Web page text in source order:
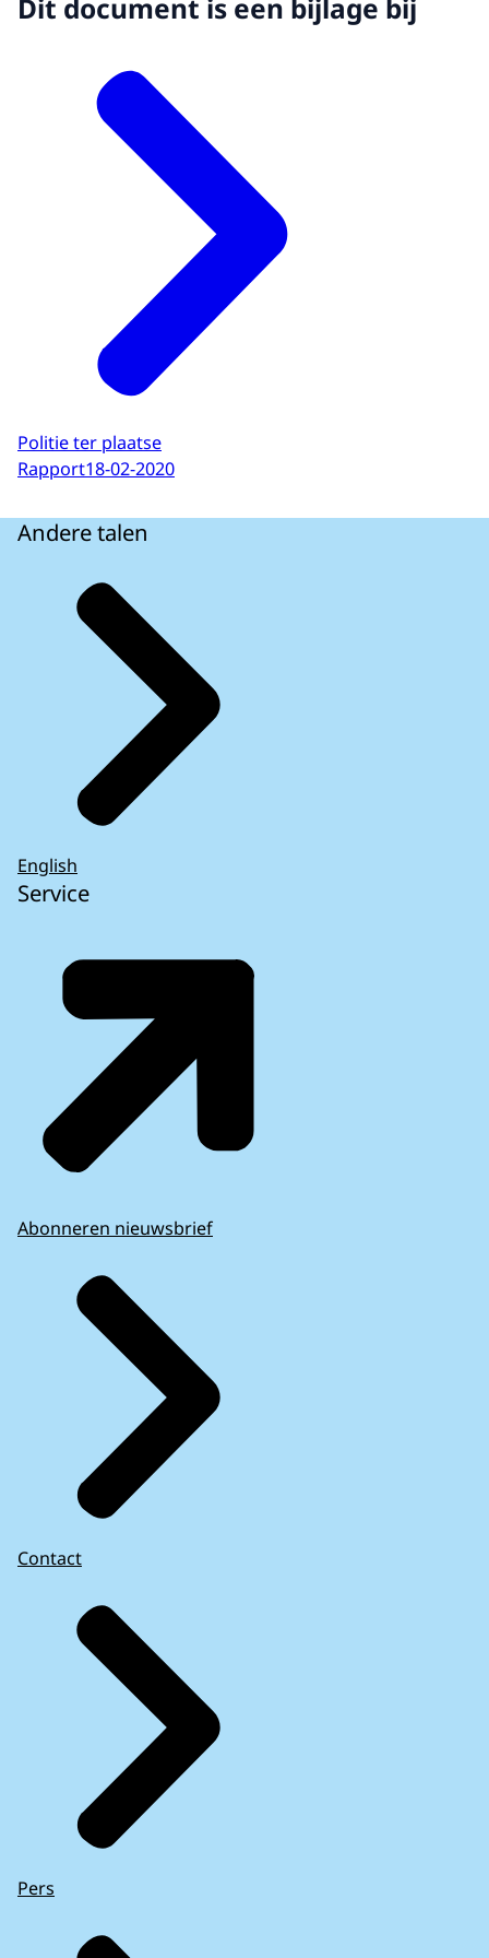
Dit document is een bijlage bij
Politie ter plaatse
Rapport18-02-2020
Andere talen
English
Service
Abonneren nieuwsbrief
Contact
Pers